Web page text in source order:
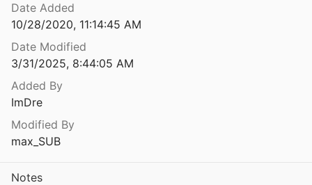
Date Added
10/28/2020, 11:14:45 AM
Date Modified
3/31/2025, 8:44:05 AM
Added By
ImDre
Modified By
max_SUB
Notes